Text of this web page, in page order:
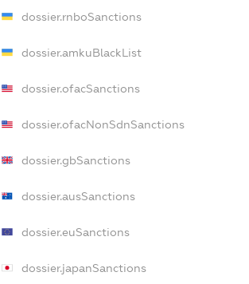
dossier.rnboSanctions
dossier.amkuBlackList
dossier.ofacSanctions
dossier.ofacNonSdnSanctions
dossier.gbSanctions
dossier.ausSanctions
dossier.euSanctions
dossier.japanSanctions